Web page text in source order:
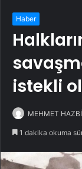
Haber
istekli
MEHMET
1 dakika okuma